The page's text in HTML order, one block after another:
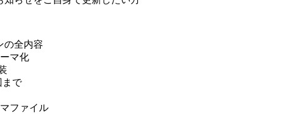
の全内容
マ化
まで
ファイル